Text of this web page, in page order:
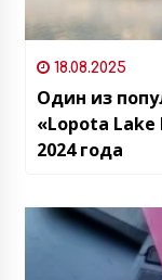
18.08.2025
Один из
«Lopota Lake
2024 года